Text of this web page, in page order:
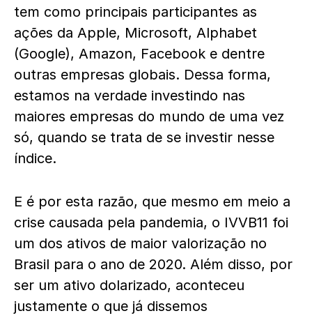
tem como principais participantes as
ações da Apple, Microsoft, Alphabet
(Google), Amazon, Facebook e dentre
outras empresas globais. Dessa forma,
estamos na verdade investindo nas
maiores empresas do mundo de uma vez
só, quando se trata de se investir nesse
índice.
E é por esta razão, que mesmo em meio a
crise causada pela pandemia, o IVVB11 foi
um dos ativos de maior valorização no
Brasil para o ano de 2020. Além disso, por
ser um ativo dolarizado, aconteceu
justamente o que já dissemos